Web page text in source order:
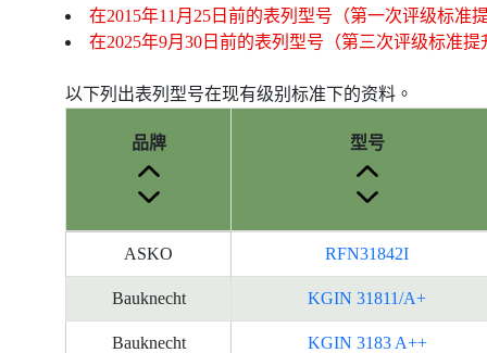
在2015年11月25日前的表列型号（第一次评级标准
在2025年9月30日前的表列型号（第三次评级标准提
以下列出表列型号在现有级别标准下的资料。
号
品牌 型号
ASKO RFN31842I
Bauknecht KGIN 31811/A+
Bauknecht KGIN 3183 A++